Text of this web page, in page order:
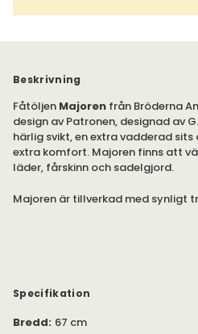
Beskrivning
Fåtöljen Majoren från Bröderna
design av Patronen, designad av
härlig svikt, en extra vadderad sits
extra komfort. Majoren finns att
läder, fårskinn och sadelgjord.
Majoren är tillverkad med synligt
val av fårskinn eller läder är
Köp till den tillhörande fotpallen
Specifikation
Bredd: 67 cm